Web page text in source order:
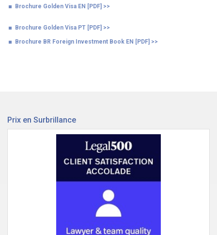
Brochure Golden Visa EN [PDF] >>
Brochure Golden Visa PT [PDF] >>
Brochure BR Foreign Investment Book EN [PDF] >>
Prix en Surbrillance